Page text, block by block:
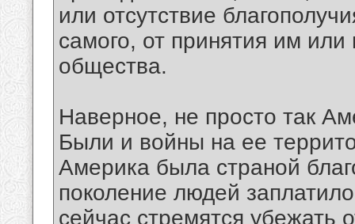
или отсутствие
самого, от принятия им или
общества.
Наверное, не просто так
Были и войны на ее
Америка была страной
поколение людей
сейчас стремятся убежать